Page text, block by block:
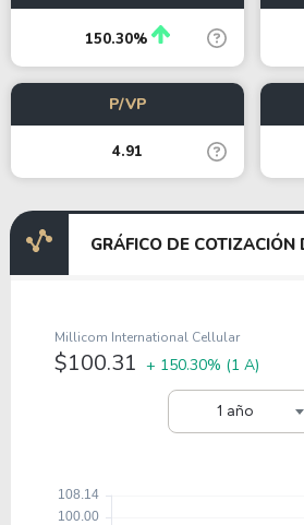
150.30%
P/VP
4.91
GRÁFICO DE COTIZACIÓN
1 año
Millicom International Cellular
$100.31 + 150.30% (1 A)